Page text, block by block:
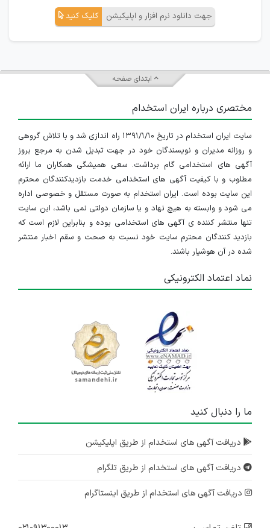
جهت دانلود نرم افزار و اپلیکیشن کلیک کنید
ابتدای صفحه
مختصری درباره ایران استخدام
سایت ایران استخدام در تاریخ ۱۳۹۱/۱/۱۰ راه اندازی شد و با تلاش گروهی
و روزانه مدیران و نویسندگان خود در جهت تبدیل شدن به مرجع بروز
آگهی های استخدامی گام برداشت. سعی همیشگی همکاران ما ارائه
مطلوب و با کیفیت آگهی های استخدامی خدمت بازدیدکنندگان محترم
این سایت بوده است. ایران استخدام به صورت مستقل و خصوصی اداره
می شود و وابسته به هیچ نهاد و یا سازمان دولتی نمی باشد، این سایت
تنها منتشر کننده ی آگهی های استخدامی بوده و بنابراین لازم است که
بازدید کنندگان محترم سایت خود نسبت به صحت و سقم اخبار منتشر
شده در آن هوشیار باشند.
نماد اعتماد الکترونیکی
ما را دنبال کنید
دریافت آگهی های استخدام از طریق اپلیکیشن
دریافت آگهی های استخدام از طریق تلگرام
دریافت آگهی های استخدام از طریق اینستاگرام